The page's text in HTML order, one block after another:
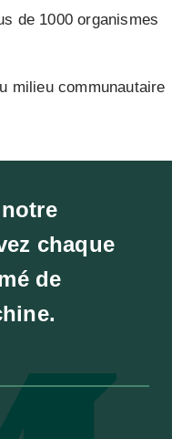
de 1000 organismes
milieu communautaire
chaque
de